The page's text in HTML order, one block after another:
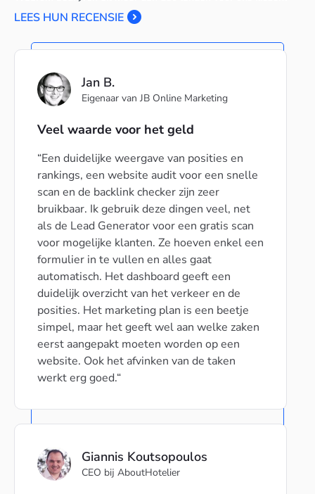
LEES HUN RECENSIE
Jan B.
Eigenaar van JB Online Marketing
Veel waarde voor het geld
Een duidelijke weergave van posities en
rankings, een website audit voor een snelle
scan en de backlink checker zijn zeer
bruikbaar. Ik gebruik deze dingen veel, net
als de Lead Generator voor een gratis scan
voor mogelijke klanten. Ze hoeven enkel een
formulier in te vullen en alles gaat
automatisch. Het dashboard geeft een
duidelijk overzicht van het verkeer en de
posities. Het marketing plan is een beetje
simpel, maar het geeft wel aan welke zaken
eerst aangepakt moeten worden op een
website. Ook het afvinken van de taken
werkt erg goed.
Giannis Koutsopoulos
CEO bij AboutHotelier